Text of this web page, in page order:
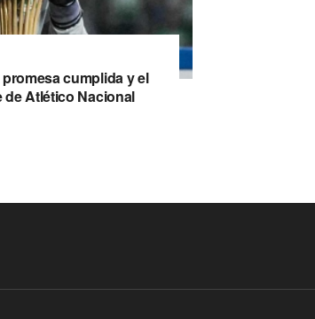
cumplida y el
Atlético Nacional